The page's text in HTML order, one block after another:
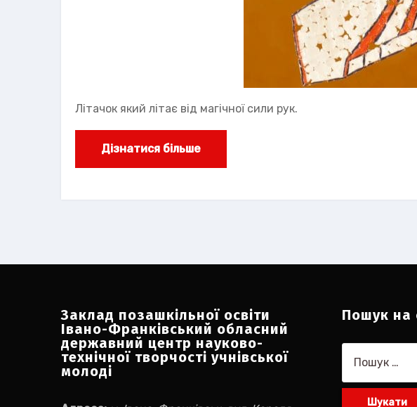
Літачок який літає від магічної сили рук.
Дізнатися більше
Заклад позашкільної освіти
Івано-Франківський обласний
державний центр науково-
технічної творчості учнівської
молоді
Пошук на